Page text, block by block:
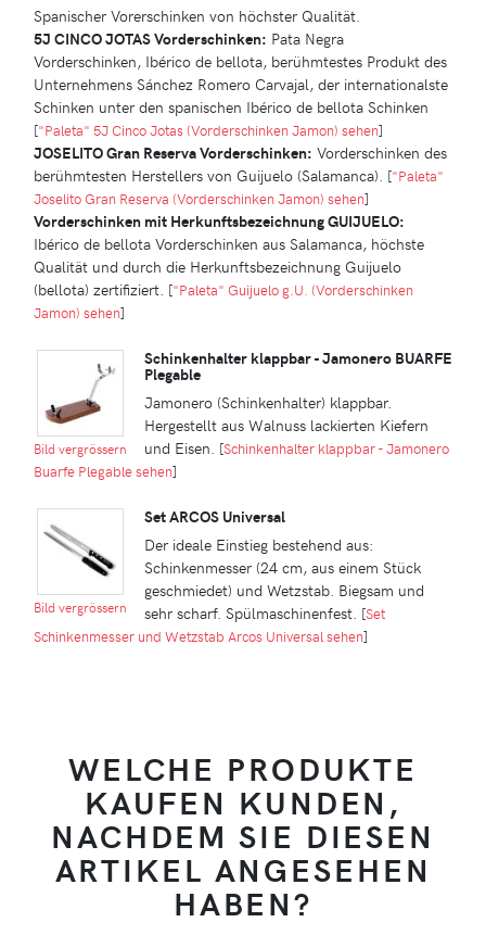
Spanischer Vorerschinken von höchster Qualität.
5J CINCO JOTAS Vorderschinken: Pata Negra
Vorderschinken, Ibérico de bellota, berühmtestes Produkt des
Unternehmens Sánchez Romero Carvajal, der internationalste
Schinken unter den spanischen Ibérico de bellota Schinken
["Paleta" 5J Cinco Jotas (Vorderschinken Jamon) sehen]
JOSELITO Gran Reserva Vorderschinken: Vorderschinken des
berühmtesten Herstellers von Guijuelo (Salamanca). ["Paleta"
Joselito Gran Reserva (Vorderschinken Jamon) sehen]
Vorderschinken mit Herkunftsbezeichnung GUIJUELO:
Ibérico de bellota Vorderschinken aus Salamanca, höchste
Qualität und durch die Herkunftsbezeichnung Guijuelo
(bellota) zertifiziert. ["Paleta" Guijuelo g.U. (Vorderschinken
Jamon) sehen]
Bild vergrössern
Schinkenhalter klappbar - Jamonero BUARFE
Plegable
Jamonero (Schinkenhalter) klappbar.
Hergestellt aus Walnuss lackierten Kiefern
und Eisen. [Schinkenhalter klappbar - Jamonero
Buarfe Plegable sehen]
Bild vergrössern
Set ARCOS Universal
Der ideale Einstieg bestehend aus:
Schinkenmesser (24 cm, aus einem Stück
geschmiedet) und Wetzstab. Biegsam und
sehr scharf. Spülmaschinenfest. [Set
Schinkenmesser und Wetzstab Arcos Universal sehen]
WELCHE PRODUKTE
KAUFEN KUNDEN,
NACHDEM SIE DIESEN
ARTIKEL ANGESEHEN
HABEN?